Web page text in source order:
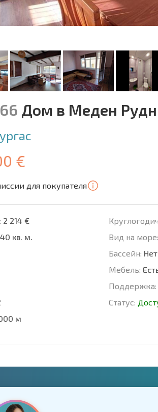
Дом в Меден
€
для покупателя
2 214 €
кв. м.
м
Вид на море:
Басcейн: Нет
Мебель:
Поддержка:
Статус: